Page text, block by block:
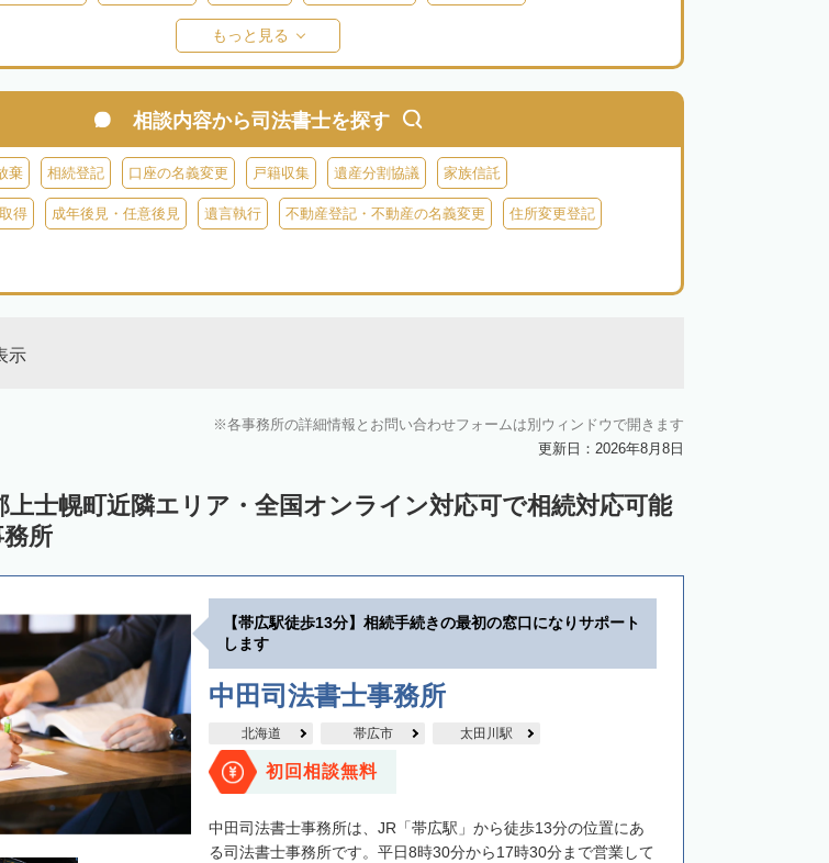
奥尻郡奥尻町
郡寿都町 寿都郡黒松内町 磯谷郡蘭越町 虻田郡ニセコ町 虻田郡倶知安町
虻田郡喜茂別町 虻田郡京極町 虻田郡豊浦町
郡岩内町 二海郡八雲町 古宇郡泊村 古宇郡神恵内村 古平郡古平町 積丹郡積丹町
郡余市町 余市郡赤井川村 空知郡南幌町 空知郡奈井江町 空知郡上砂川町
空知郡中富良野町 空知郡南富良野町 夕張郡由仁町 夕張郡長沼町 夕張郡栗山町
川郡鷹栖町
中川郡幕別町 中川郡池田町 中川郡豊頃町
郡天塩町 天塩郡豊富町 天塩郡幌延町 宗谷郡猿払村 枝幸郡浜頓別町
斜里郡清里町 斜里郡小清水町 常呂郡訓子府町
郡佐呂間町 紋別郡遠軽町 紋別郡湧別町
別郡雄武町 有珠郡壮瞥町 白老郡白老町 沙流郡日高町 沙流郡平取町
郡様似町 幌泉郡えりも町
河東郡鹿追町 河西郡芽室町 河西郡中札内村 河西郡更別村
郡足寄町 足寄郡陸別町
白糠郡白糠町 野付郡別海町 標津郡中標津町
もっと見る
相談内容から司法書士を探す
棄 相続登記 口座の名義変更 戸籍収集 遺産分割協議 家族信託
得 成年後見・任意後見 遺言執行 不動産登記・不動産の名義変更 住所変更登記
示
各事務所の詳細情報とお問い合わせフォームは別ウィンドウで開きます
更新日：2026年8月8日
上士幌町近隣エリア・全国オンライン対応可で相続対応可能
所
【帯広駅徒歩13分】相続手続きの最初の窓口になりサポート
します
中田司法書士事務所
北海道 帯広市 太田川駅
初回相談無料
中田司法書士事務所は、JR「帯広駅」から徒歩13分の位置にあ
る司法書士事務所です。平日8時30分から17時30分まで営業して